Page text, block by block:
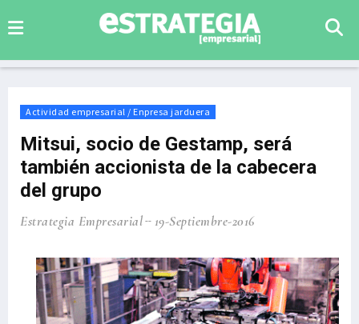
Actividad empresarial / Enpresa jarduera
Mitsui, socio de Gestamp, será
también accionista de la cabecera
del grupo
Estrategia Empresarial 19-Septiembre-2016